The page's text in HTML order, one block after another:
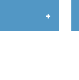
+